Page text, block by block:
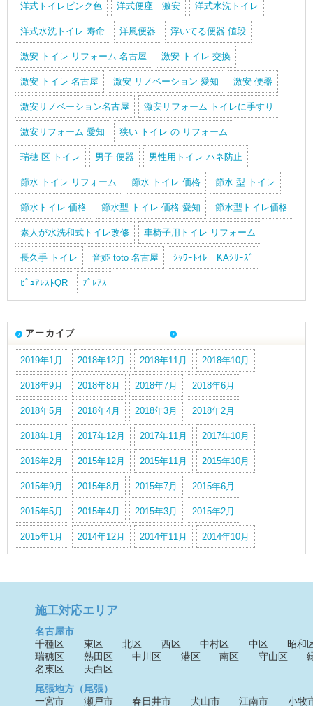
洋式トイレピンク色 洋式便座 激安 洋式水洗トイレ
洋式水洗トイレ 寿命 洋風便器 浮いてる便器 値段
激安 トイレ リフォーム 名古屋 激安 トイレ 交換
激安 トイレ 名古屋 激安 リノベーション 愛知 激安 便器
激安リノベーション名古屋 激安リフォーム トイレに手すり
激安リフォーム 愛知 狭い トイレ の リフォーム
瑞穂 区 トイレ 男子 便器 男性用トイレ ハネ防止
節水 トイレ リフォーム 節水 トイレ 価格 節水 型 トイレ
節水トイレ 価格 節水型 トイレ 価格 愛知 節水型トイレ価格
素人が水洗和式トイレ改修 車椅子用トイレ リフォーム
長久手 トイレ 音姫 toto 名古屋 ｼｬﾜｰﾄｲﾚ KAｼﾘｰｽﾞ
ﾋﾟｭｱﾚｽﾄQR ﾌﾟﾚｱｽ
アーカイブ
2019年1月 2018年12月 2018年11月 2018年10月
2018年9月 2018年8月 2018年7月 2018年6月
2018年5月 2018年4月 2018年3月 2018年2月
2018年1月 2017年12月 2017年11月 2017年10月
2016年2月 2015年12月 2015年11月 2015年10月
2015年9月 2015年8月 2015年7月 2015年6月
2015年5月 2015年4月 2015年3月 2015年2月
2015年1月 2014年12月 2014年11月 2014年10月
施工対応エリア
名古屋市
千種区
東区 北区 西区 中村区 中区
昭和
瑞穂区
熱田区 中川区 港区 南区 守山区
名東区
天白区
尾張地方（尾張）
一宮市
瀬戸市 春日井市 犬山市 江南市 小牧